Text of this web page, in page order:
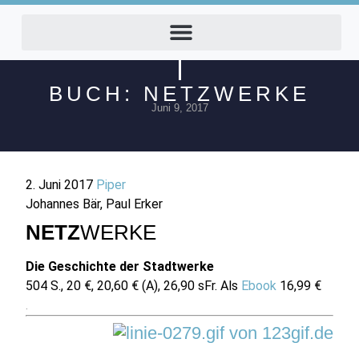
BUCH: NETZWERKE
Juni 9, 2017
2. Juni 2017 Piper
Johannes Bär, Paul Erker
NETZWERKE
Die Geschichte der Stadtwerke
504 S., 20 €, 20,60 € (A), 26,90 sFr. Als Ebook 16,99 €
.